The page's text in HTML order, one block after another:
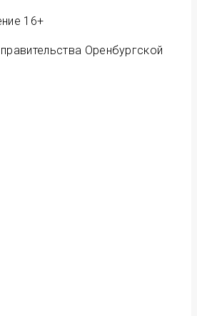
16+
Оренбургской